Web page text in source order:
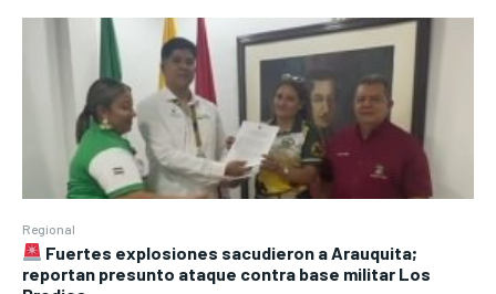
Regional
Fuertes explosiones sacudieron a Arauquita;
reportan presunto ataque contra base militar Los